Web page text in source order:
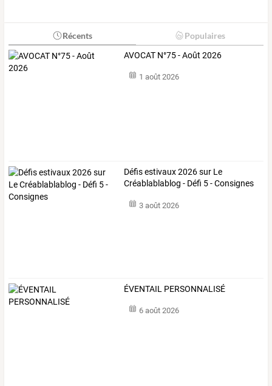
Récents Populaires
AVOCAT N°75 - Août 2026
1 août 2026
Défis estivaux 2026 sur Le
Créablablablog - Défi 5 - Consignes
3 août 2026
ÉVENTAIL PERSONNALISÉ
6 août 2026